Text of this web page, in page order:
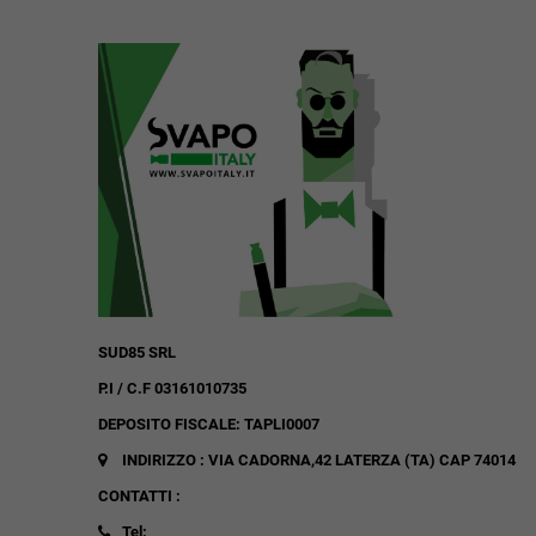
SUD85 SRL
P.I / C.F 03161010735
DEPOSITO FISCALE: TAPLI0007
INDIRIZZO : VIA CADORNA,42 LATERZA (TA) CAP 74014
CONTATTI :
Tel: